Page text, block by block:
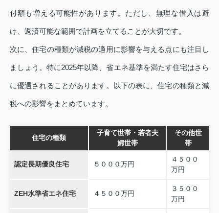
付額も増える可能性があります。ただし、無理な借入は避
け、返済可能な範囲で計画を立てることが大切です。
次に、住宅の種類が減税の適用に影響を与える点にも注目し
ましょう。特に2025年以降、省エネ基準を満たす住宅はさら
に優遇されることがあります。以下の表に、住宅の種類と減
税への影響をまとめています。
住宅の種類
子育て世帯・若者夫
婦世帯
その他世
帯
認定長期優良住宅 ５０００万円
４５００
万円
ZEH水準省エネ住宅 ４５００万円
３５００
万円